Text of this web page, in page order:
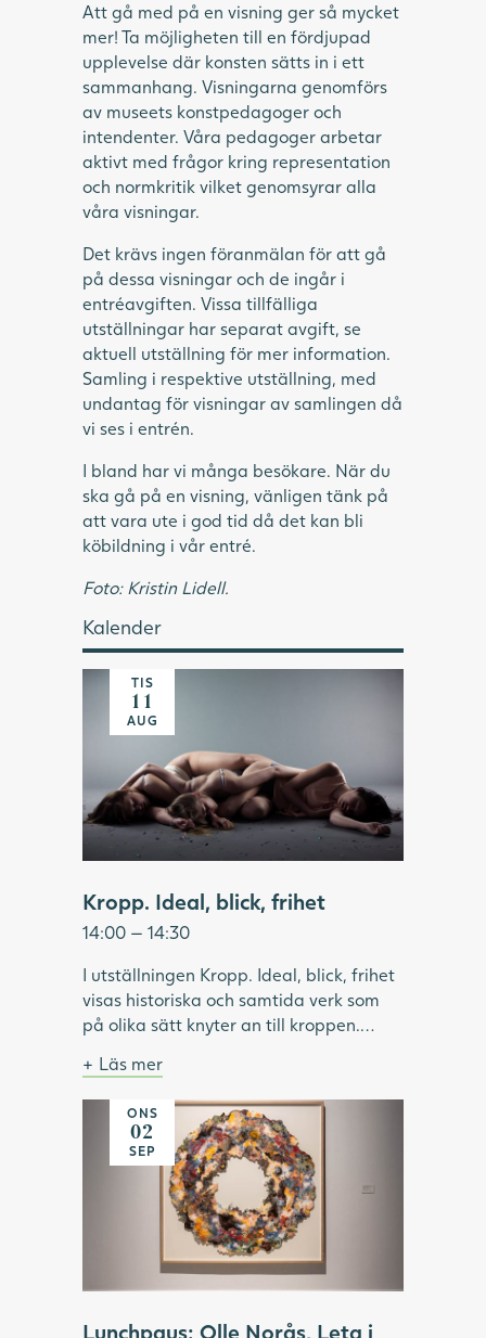
Att gå med på en visning ger så mycket
mer! Ta möjligheten till en fördjupad
upplevelse där konsten sätts in i ett
sammanhang. Visningarna genomförs
av museets konstpedagoger och
intendenter. Våra pedagoger arbetar
aktivt med frågor kring representation
och normkritik vilket genomsyrar alla
våra visningar.
Det krävs ingen föranmälan för att gå
på dessa visningar och de ingår i
entréavgiften. Vissa tillfälliga
utställningar har separat avgift, se
aktuell utställning för mer information.
Samling i respektive utställning, med
undantag för visningar av samlingen då
vi ses i entrén.
I bland har vi många besökare. När du
ska gå på en visning, vänligen tänk på
att vara ute i god tid då det kan bli
köbildning i vår entré.
Foto: Kristin Lidell.
Kalender
TIS
11
AUG
Kropp. Ideal, blick, frihet
14:00 — 14:30
I utställningen Kropp. Ideal, blick, frihet
visas historiska och samtida verk som
på olika sätt knyter an till kroppen.
format och omformat idéer om kropp
och skönhet. Vilken roll har modellen
haft inom konsthistorien? Vilka kroppar
har visats upp och utifrån vems blick? Vi
tittar på konstnärskap som utmanar
kroppsliga ideal och ser exempel på
konstnärer som använder kroppen som
verktyg för frigörelse.
Bild: Julia Peirone, Ocean Dream ur
serien Diamonds Dancing, 2017,
Göteborgs konstmuseum.
Läs mer
ONS
02
SEP
Lunchpaus: Olle Norås, Leta i